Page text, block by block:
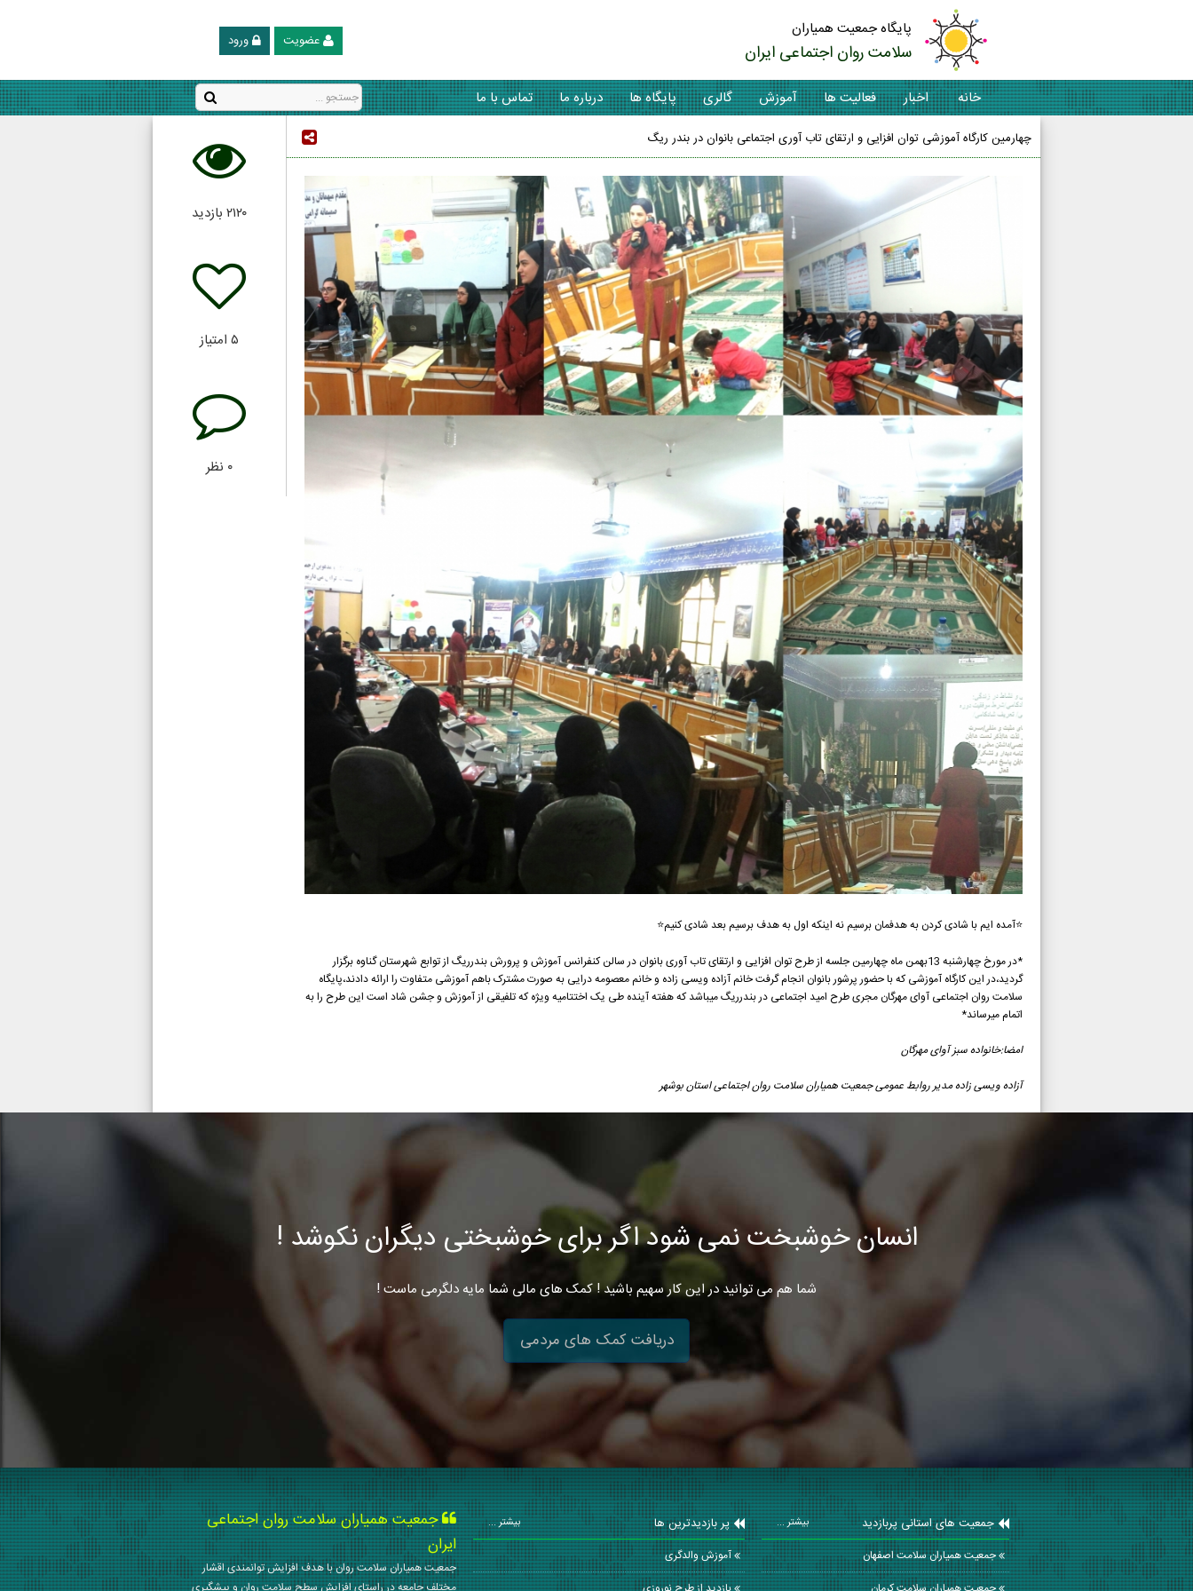
پایگاه جمعیت همیاران
سلامت روان اجتماعی ایران ورود عضویت
خانه اخبار فعالیت ها آموزش گالری پایگاه ها درباره ما تماس با ما
چهارمین کارگاه آموزشی توان افزایی و ارتقای تاب آوری اجتماعی بانوان در بندر ریگ
⭐آمده ایم با شادی کردن به هدفمان برسیم نه اینکه اول به هدف برسیم بعد شادی کنیم⭐
*در مورخ چهارشنبه 13بهمن ماه چهارمین جلسه از طرح توان افزایی و ارتقای تاب آوری بانوان در سالن کنفرانس آموزش و پرورش بندرریگ از توابع شهرستان گناوه برگزار
گردید،در این کارگاه آموزشی که با حضور پرشور بانوان انجام گرفت خانم آزاده ویسی زاده و خانم معصومه درایی به صورت مشترک باهم آموزشی متفاوت را ارائه دادند،پایگاه
سلامت روان اجتماعی آوای مهرگان مجری طرح امید اجتماعی در بندرریگ میباشد که هفته آینده طی یک اختتامیه ویژه که تلفیقی از آموزش و جشن شاد است این طرح را به
اتمام میرساند*
امضا:خانواده سبز آوای مهرگان
آزاده ویسی زاده مدیر روابط عمومی جمعیت همیاران سلامت روان اجتماعی استان بوشهر
۲۱۲۰ بازدید
۵ امتیاز
۰ نظر
انسان خوشبخت نمی شود اگر برای خوشبختی دیگران نکوشد !
شما هم می توانید در این کار سهیم باشید ! کمک های مالی شما مایه دلگرمی ماست !
دریافت کمک های مردمی
جمعیت های استانی پربازدید بیشتر ...
جمعیت همیاران سلامت اصفهان
پر بازدیدترین ها بیشتر ...
آموزش والدگری
جمعیت همیاران سلامت روان اجتماعی
ایران
جمعیت همیاران سلامت روان با هدف افزایش توانمندی اقشار
مختلف جامعه در راستای افزایش سطح سلامت روان و پیشگیری